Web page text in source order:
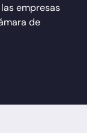
empresas
de